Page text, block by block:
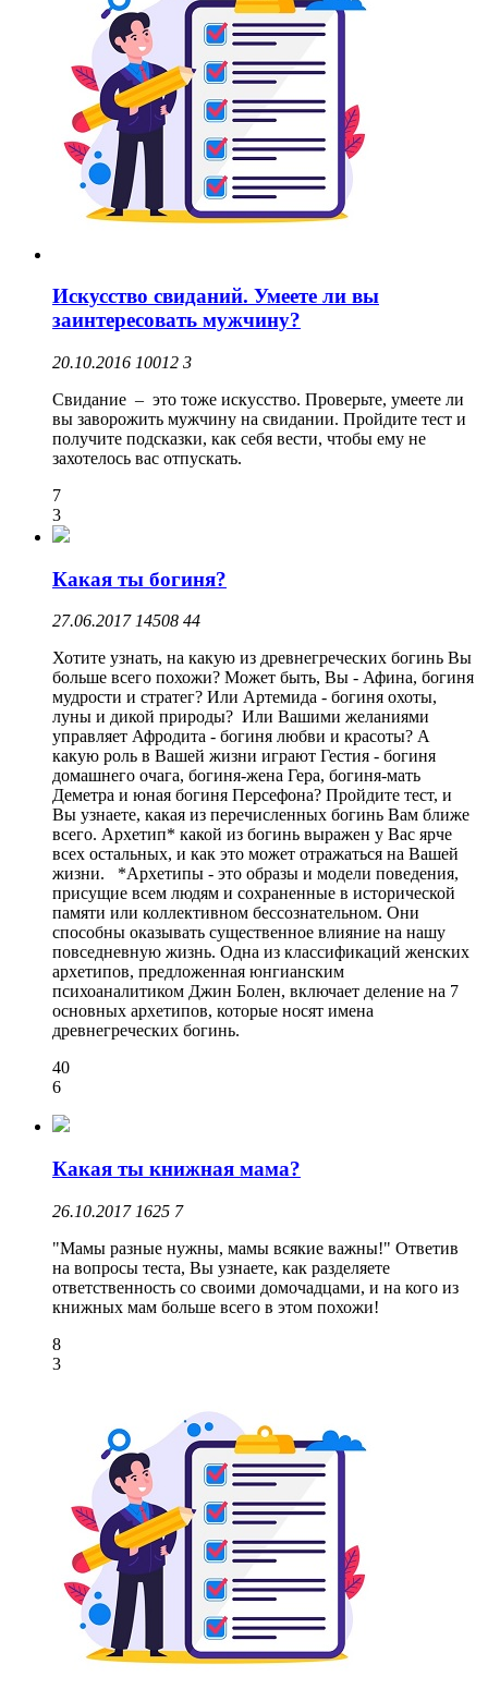
Искусство свиданий. Умеете ли вы
заинтересовать мужчину?
20.10.2016 10012 3
Свидание – это тоже искусство. Проверьте, умеете ли
вы заворожить мужчину на свидании. Пройдите тест и
получите подсказки, как себя вести, чтобы ему не
захотелось вас отпускать.
7
3
Какая ты богиня?
27.06.2017 14508 44
Хотите узнать, на какую из древнегреческих богинь Вы
больше всего похожи? Может быть, Вы - Афина, богиня
мудрости и стратег? Или Артемида - богиня охоты,
луны и дикой природы? Или Вашими желаниями
управляет Афродита - богиня любви и красоты? А
какую роль в Вашей жизни играют Гестия - богиня
домашнего очага, богиня-жена Гера, богиня-мать
Деметра и юная богиня Персефона? Пройдите тест, и
Вы узнаете, какая из перечисленных богинь Вам ближе
всего. Архетип* какой из богинь выражен у Вас ярче
всех остальных, и как это может отражаться на Вашей
жизни. *Архетипы - это образы и модели поведения,
присущие всем людям и сохраненные в исторической
памяти или коллективном бессознательном. Они
способны оказывать существенное влияние на нашу
повседневную жизнь. Одна из классификаций женских
архетипов, предложенная юнгианским
психоаналитиком Джин Болен, включает деление на 7
основных архетипов, которые носят имена
древнегреческих богинь.
40
6
Какая ты книжная мама?
26.10.2017 1625 7
"Мамы разные нужны, мамы всякие важны!" Ответив
на вопросы теста, Вы узнаете, как разделяете
ответственность со своими домочадцами, и на кого из
книжных мам больше всего в этом похожи!
8
3